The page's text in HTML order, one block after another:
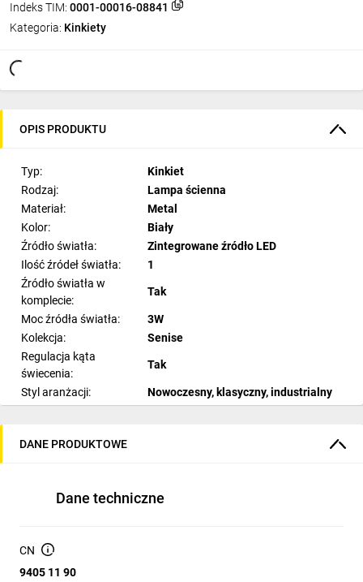
Indeks TIM: 0001-00016-08841
Kategoria: Kinkiety
OPIS PRODUKTU
Typ:
Kinkiet
Rodzaj:
Lampa ścienna
Materiał:
Metal
Kolor:
Biały
Źródło światła:
Zintegrowane źródło LED
Ilość źródeł światła:
1
Źródło światła w
komplecie:
Tak
Moc źródła światła:
3W
Kolekcja:
Senise
Regulacja kąta
świecenia:
Tak
Styl aranżacji:
Nowoczesny, klasyczny, industrialny
Barwa światła:
60
Głębokość produktu
(cm):
DANE PRODUKTOWE
Dane techniczne
CN
9405 11 90